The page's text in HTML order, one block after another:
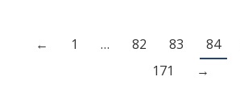
← 1 … 82 83 84
171
→